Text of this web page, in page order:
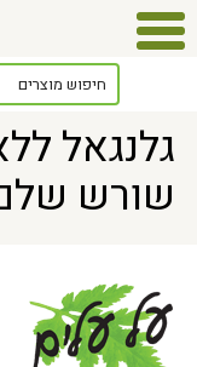
> גלנגאל ללא
גלנגאל
שורש שלם –